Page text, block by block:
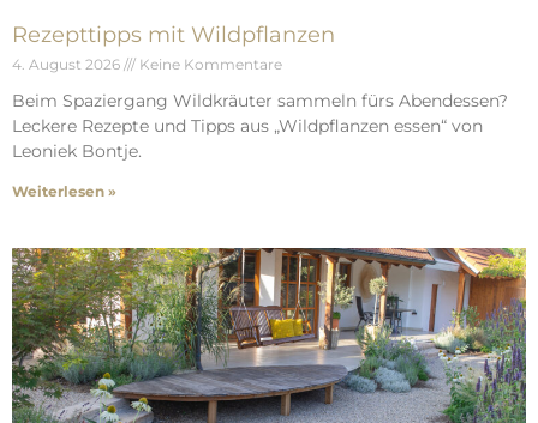
Rezepttipps mit Wildpflanzen
4. August 2026 Keine Kommentare
Beim Spaziergang Wildkräuter sammeln fürs Abendessen?
Leckere Rezepte und Tipps aus „Wildpflanzen essen“ von
Leoniek Bontje.
Weiterlesen »